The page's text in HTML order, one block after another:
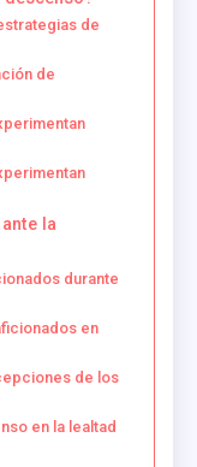
de
de
la
durante
en
de los
en la lealtad